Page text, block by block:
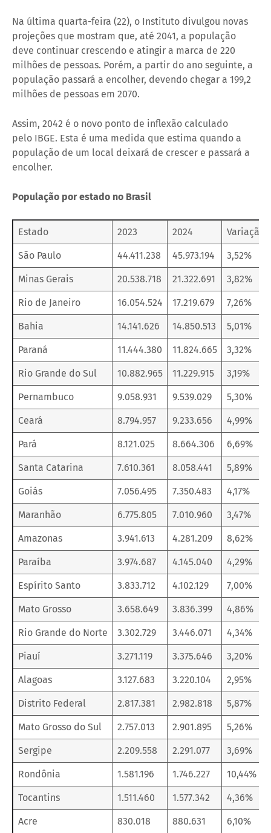
Na última quarta-feira (22), o Instituto divulgou novas
projeções que mostram que, até 2041, a população
deve continuar crescendo e atingir a marca de 220
milhões de pessoas. Porém, a partir do ano seguinte, a
população passará a encolher, devendo chegar a 199,2
milhões de pessoas em 2070.
Assim, 2042 é o novo ponto de inflexão calculado
pelo IBGE. Esta é uma medida que estima quando a
população de um local deixará de crescer e passará a
encolher.
População por estado no Brasil
Estado 2023 2024 Variação
São Paulo 44.411.238 45.973.194 3,52%
Minas Gerais 20.538.718 21.322.691 3,82%
Rio de Janeiro 16.054.524 17.219.679 7,26%
Bahia 14.141.626 14.850.513 5,01%
Paraná 11.444.380 11.824.665 3,32%
Rio Grande do Sul 10.882.965 11.229.915 3,19%
Pernambuco 9.058.931 9.539.029 5,30%
Ceará 8.794.957 9.233.656 4,99%
Pará 8.121.025 8.664.306 6,69%
Santa Catarina 7.610.361 8.058.441 5,89%
Goiás 7.056.495 7.350.483 4,17%
Maranhão 6.775.805 7.010.960 3,47%
Amazonas 3.941.613 4.281.209 8,62%
Paraíba 3.974.687 4.145.040 4,29%
Espírito Santo 3.833.712 4.102.129 7,00%
Mato Grosso 3.658.649 3.836.399 4,86%
Rio Grande do Norte 3.302.729 3.446.071 4,34%
Piauí 3.271.119 3.375.646 3,20%
Alagoas 3.127.683 3.220.104 2,95%
Distrito Federal 2.817.381 2.982.818 5,87%
Mato Grosso do Sul 2.757.013 2.901.895 5,26%
Sergipe 2.209.558 2.291.077 3,69%
Rondônia 1.581.196 1.746.227 10,44%
Tocantins 1.511.460 1.577.342 4,36%
Acre 830.018 880.631 6,10%